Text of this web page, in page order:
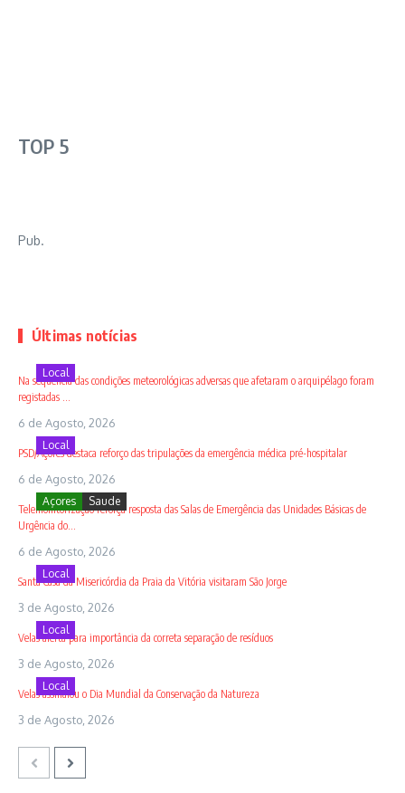
TOP 5
Pub.
Últimas notícias
Local
Na sequência das condições meteorológicas adversas que afetaram o arquipélago foram
registadas ...
6 de Agosto, 2026
Local
PSD/Açores destaca reforço das tripulações da emergência médica pré-hospitalar
6 de Agosto, 2026
Açores Saude
Telemonitorização reforça resposta das Salas de Emergência das Unidades Básicas de
Urgência do...
6 de Agosto, 2026
Local
Santa Casa da Misericórdia da Praia da Vitória visitaram São Jorge
3 de Agosto, 2026
Local
Velas alerta para importância da correta separação de resíduos
3 de Agosto, 2026
Local
Velas assinalou o Dia Mundial da Conservação da Natureza
3 de Agosto, 2026